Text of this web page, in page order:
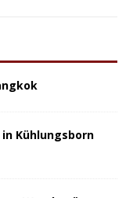
Kühlungsborn